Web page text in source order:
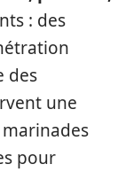
: des
des
une
pour